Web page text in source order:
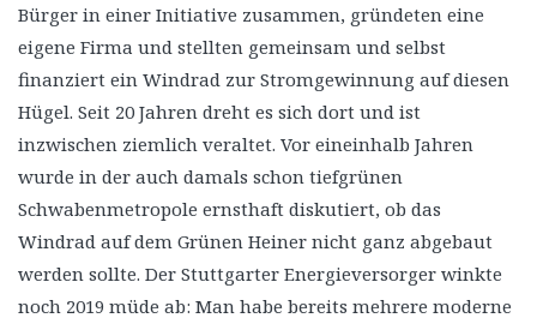
Bürger in einer Initiative zusammen, gründeten eine
eigene Firma und stellten gemeinsam und selbst
finanziert ein Windrad zur Stromgewinnung auf diesen
Hügel. Seit 20 Jahren dreht es sich dort und ist
inzwischen ziemlich veraltet. Vor eineinhalb Jahren
wurde in der auch damals schon tiefgrünen
Schwabenmetropole ernsthaft diskutiert, ob das
Windrad auf dem Grünen Heiner nicht ganz abgebaut
werden sollte. Der Stuttgarter Energieversorger winkte
noch 2019 müde ab: Man habe bereits mehrere moderne